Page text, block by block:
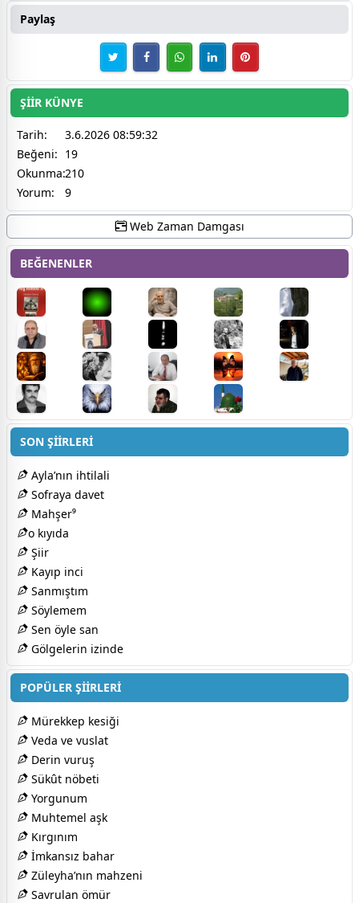
Paylaş
ŞİİR KÜNYE
Tarih:
3.6.2026 08:59:32
Beğeni: 19
Okunma:210
Yorum:
9
Web Zaman Damgası
BEĞENENLER
SON ŞİİRLERİ
Ayla’nın ihtilali
Sofraya davet
Mahşer⁹
​o kıyıda
Şiir
Kayıp inci
Sanmıştım
Söylemem
Sen öyle san
Gölgelerin izinde
POPÜLER ŞİİRLERİ
Mürekkep kesiği
Veda ve vuslat
Derin vuruş
Sükût nöbeti
Yorgunum
Muhtemel aşk
Kırgınım
İmkansız bahar
Züleyha’nın mahzeni
Savrulan ömür